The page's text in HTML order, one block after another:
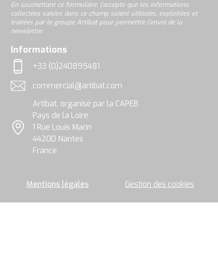
En soumettant ce formulaire, j’accepte que les informations
collectées saisies dans ce champ soient utilisées, exploitées et
traitées par le groupe Artibat pour permettre l’envoi de la
newsletter.
rgpd
dans
ce
champ
soient
exploitées
et
traitées
par
le
Artibat
permettre
l’envoi
Informations
Téléphone
+33 (0)240895481
Adresse email
commercial@artibat.com
Localisation
Artibat, organisé par la CAPEB
Pays de la Loire
1 Rue Louis Marin
44200 Nantes
France
Mentions légales Gestion des cookies